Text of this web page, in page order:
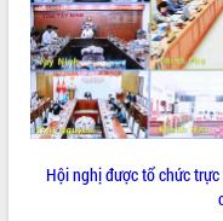
Hội nghị được tổ chức